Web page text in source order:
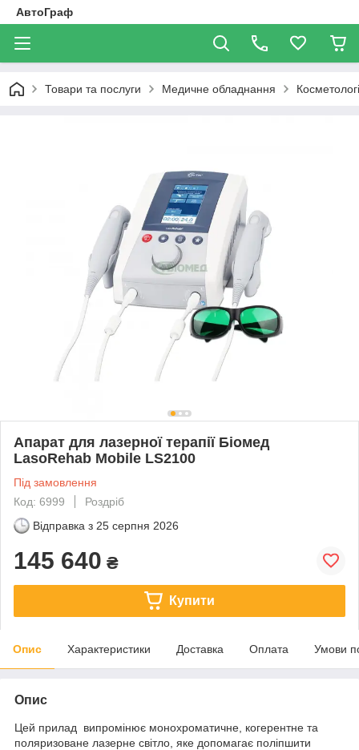
АвтоГраф
Товари та послуги Медичне обладнання
Апарат для лазерної терапії Біомед
LasoRehab Mobile LS2100
Під замовлення
Код: 6999
Роздріб
Відправка з 25 серпня 2026
145 640 ₴
Купити
Опис Характеристики Доставка Оплата Умови
Опис
Цей прилад випромінює монохроматичне, когерентне та
поляризоване лазерне світло, яке допомагає поліпшити